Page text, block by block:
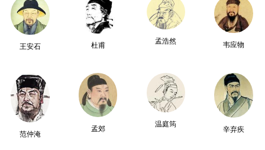
王安石 杜甫
孟浩然 韦应物
范仲淹
孟郊
温庭筠
辛弃疾